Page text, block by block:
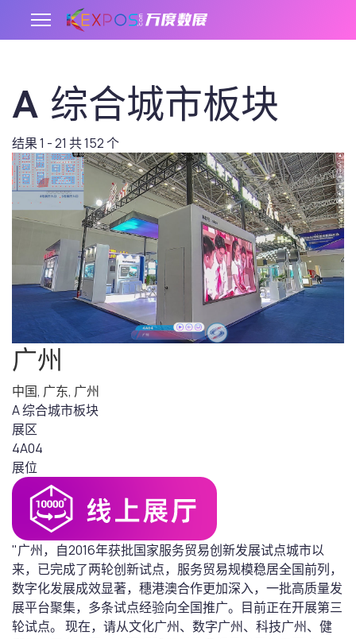
A 综合城市板块
结果 1 - 21 共 152 个
广州
中国, 广东, 广州
A 综合城市板块
展区
4A04
展位
"广州，自2016年获批国家服务贸易创新发展试点城市以
来，已完成了两轮创新试点，服务贸易规模稳居全国前列，
数字化发展成效显著，穗港澳合作更加深入，一批高质量发
展平台聚集，多条试点经验向全国推广。目前正在开展第三
轮试点。 现在，请从文化广州、数字广州、科技广州、健